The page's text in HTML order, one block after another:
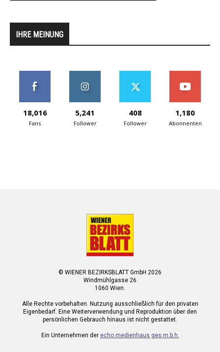
IHRE MEINUNG
18,016
Fans
5,241
Follower
408
Follower
1,180
Abonnenten
© WIENER BEZIRKSBLATT GmbH 2026
Windmühlgasse 26
1060 Wien.
Alle Rechte vorbehalten. Nutzung ausschließlich für den privaten
Eigenbedarf. Eine Weiterverwendung und Reproduktion über den
persönlichen Gebrauch hinaus ist nicht gestattet.
Ein Unternehmen der echo medienhaus ges.m.b.h.